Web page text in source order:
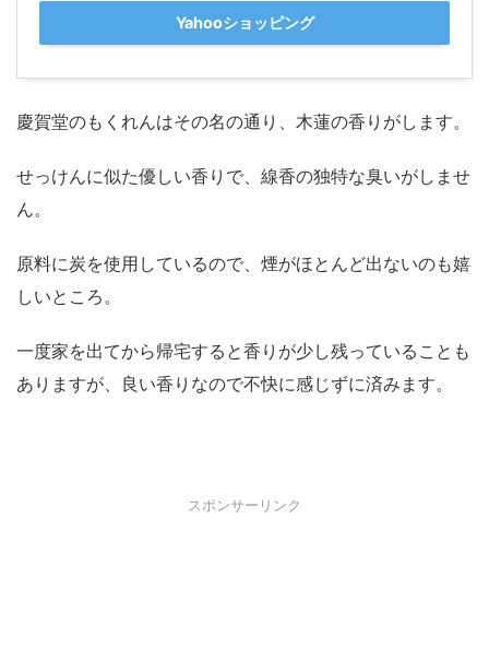
Yahooショッピング
慶賀堂のもくれんはその名の通り、木蓮の香りがします。
せっけんに似た優しい香りで、線香の独特な臭いがしませ
ん。
原料に炭を使用しているので、煙がほとんど出ないのも嬉
しいところ。
一度家を出てから帰宅すると香りが少し残っていることも
ありますが、良い香りなので不快に感じずに済みます。
スポンサーリンク